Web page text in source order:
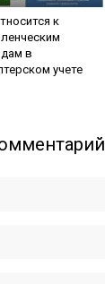
к
в
учете